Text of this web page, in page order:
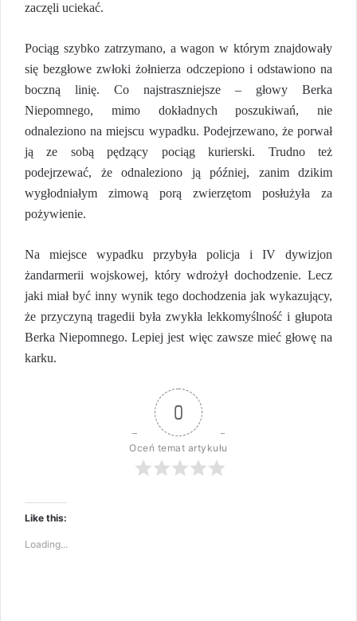
zaczęli uciekać.
Pociąg szybko zatrzymano, a wagon w którym znajdowały
się bezgłowe zwłoki żołnierza odczepiono i odstawiono na
boczną linię. Co najstraszniejsze – głowy Berka
Niepomnego, mimo dokładnych poszukiwań, nie
odnaleziono na miejscu wypadku. Podejrzewano, że porwał
ją ze sobą pędzący pociąg kurierski. Trudno też
podejrzewać, że odnaleziono ją później, zanim dzikim
wygłodniałym zimową porą zwierzętom posłużyła za
pożywienie.
Na miejsce wypadku przybyła policja i IV dywizjon
żandarmerii wojskowej, który wdrożył dochodzenie. Lecz
jaki miał być inny wynik tego dochodzenia jak wykazujący,
że przyczyną tragedii była zwykła lekkomyślność i głupota
Berka Niepomnego. Lepiej jest więc zawsze mieć głowę na
karku.
0
Oceń temat artykułu
Like this:
Loading...